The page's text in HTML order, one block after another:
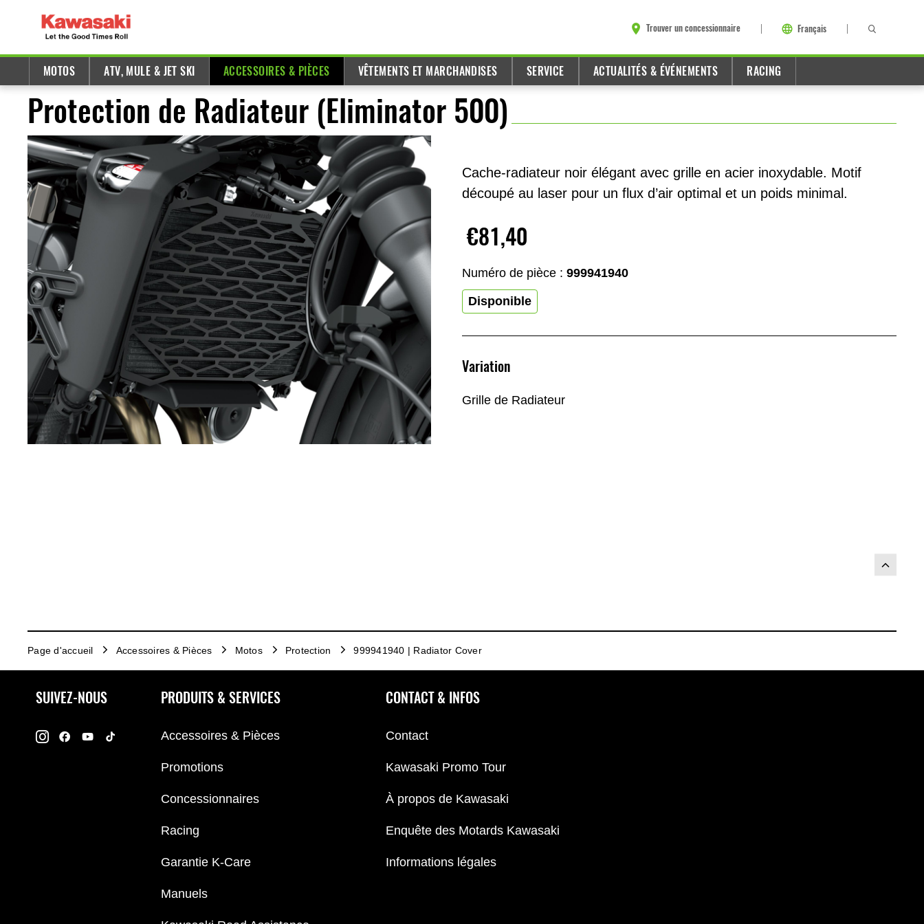
Trouver un concessionnaire Français
MOTOS ATV, MULE & JET SKI ACCESSOIRES & PIÈCES VÊTEMENTS ET MARCHANDISES SERVICE ACTUALITÉS & ÉVÉNEMENTS RACING
Protection de Radiateur (Eliminator 500)
Cache-radiateur noir élégant avec grille en acier inoxydable. Motif
découpé au laser pour un flux d’air optimal et un poids minimal.
€81,40
Numéro de pièce : 999941940
Disponible
Variation
Grille de Radiateur
Page d'accueil Accessoires & Pièces Motos Protection 999941940 | Radiator Cover
SUIVEZ-NOUS PRODUITS & SERVICES
Accessoires & Pièces
Promotions
Concessionnaires
Racing
Garantie K-Care
Manuels
CONTACT & INFOS
Contact
Kawasaki Promo Tour
À propos de Kawasaki
Enquête des Motards Kawasaki
Informations légales